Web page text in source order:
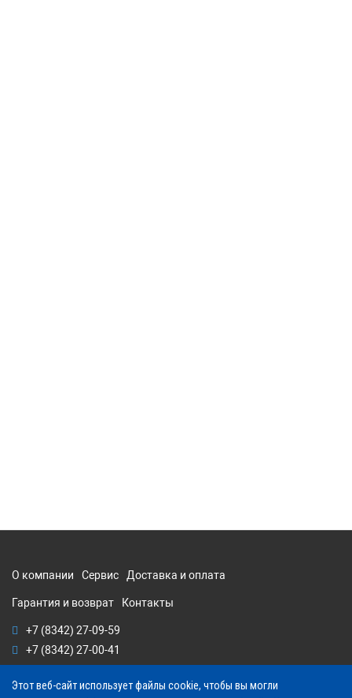
О компании Сервис Доставка и оплата
Гарантия и возврат Контакты
+7 (8342) 27-09-59
+7 (8342) 27-00-41
Этот веб-сайт использует файлы cookie, чтобы вы могли